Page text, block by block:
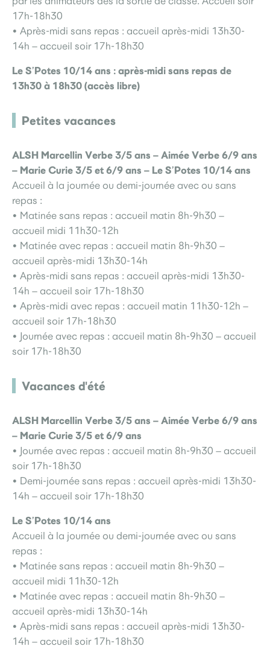
17h-18h30
• Après-midi sans repas : accueil après-midi 13h30-
14h – accueil soir 17h-18h30
Le S’Potes 10/14 ans : après-midi sans repas de
13h30 à 18h30 (accès libre)
Petites vacances
ALSH Marcellin Verbe 3/5 ans – Aimée Verbe 6/9 ans
– Marie Curie 3/5 et 6/9 ans – Le S’Potes 10/14 ans
Accueil à la journée ou demi-journée avec ou sans
repas :
• Matinée sans repas : accueil matin 8h-9h30 –
accueil midi 11h30-12h
• Matinée avec repas : accueil matin 8h-9h30 –
accueil après-midi 13h30-14h
• Après-midi sans repas : accueil après-midi 13h30-
14h – accueil soir 17h-18h30
• Après-midi avec repas : accueil matin 11h30-12h –
accueil soir 17h-18h30
• Journée avec repas : accueil matin 8h-9h30 – accueil
soir 17h-18h30
Vacances d'été
ALSH Marcellin Verbe 3/5 ans – Aimée Verbe 6/9 ans
– Marie Curie 3/5 et 6/9 ans
• Journée avec repas : accueil matin 8h-9h30 – accueil
soir 17h-18h30
• Demi-journée sans repas : accueil après-midi 13h30-
14h – accueil soir 17h-18h30
Le S’Potes 10/14 ans
Accueil à la journée ou demi-journée avec ou sans
repas :
• Matinée sans repas : accueil matin 8h-9h30 –
accueil midi 11h30-12h
• Matinée avec repas : accueil matin 8h-9h30 –
accueil après-midi 13h30-14h
• Après-midi sans repas : accueil après-midi 13h30-
14h – accueil soir 17h-18h30